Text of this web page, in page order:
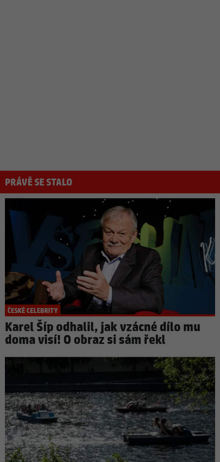
PRÁVĚ SE STALO
ČESKÉ CELEBRITY
Karel Šíp odhalil, jak vzácné dílo mu
doma visí! O obraz si sám řekl